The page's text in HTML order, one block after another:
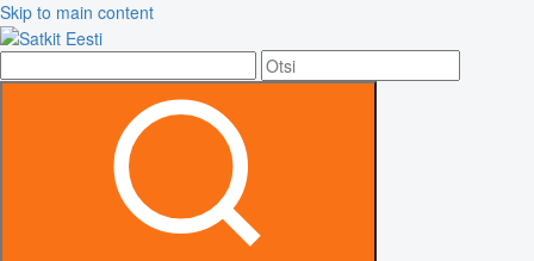
Skip to main content